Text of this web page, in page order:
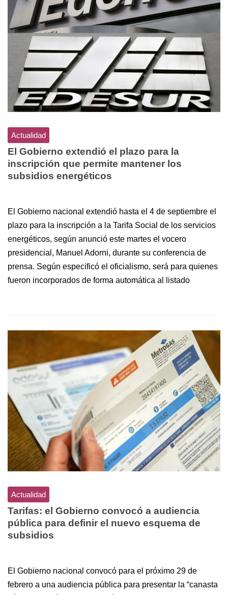
Actualidad
El Gobierno extendió el plazo para la
inscripción que permite mantener los
subsidios energéticos
El Gobierno nacional extendió hasta el 4 de septiembre el
plazo para la inscripción a la Tarifa Social de los servicios
energéticos, según anunció este martes el vocero
presidencial, Manuel Adorni, durante su conferencia de
prensa. Según especificó el oficialismo, será para quienes
fueron incorporados de forma automática al listado
Actualidad
Tarifas: el Gobierno convocó a audiencia
pública para definir el nuevo esquema de
subsidios
El Gobierno nacional convocó para el próximo 29 de
febrero a una audiencia pública para presentar la “canasta